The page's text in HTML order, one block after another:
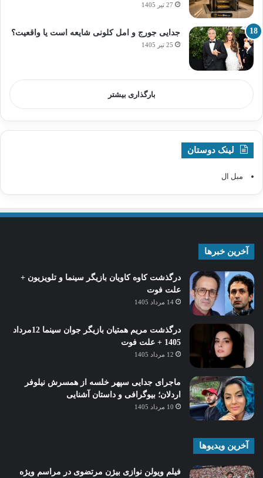
27 تیر 1405
جدایی جورج و امل کلونی شایعه است یا واقعیت؟
25 تیر 1405
بارگذاری بیشتر
لینک دوستان
مبل ال
آخرین خبرها
درگذشت کاوه کاویان بازیگر سینما و تلویزیون +
علت فوت
14 مرداد 1405
درگذشت مریم همتیان بازیگر جوان سینما 12مرداد
1405 + علت فوت
12 مرداد 1405
ماجرای جدایی سپهر خلسه از همسرش نیلوفر
اردلان؛ بیوگرافی و داستان آشنایی
10 مرداد 1405
آخرین ویدیوها
فیلم ویولن نوازی بیژن مرتضوی در مراسم ویژه